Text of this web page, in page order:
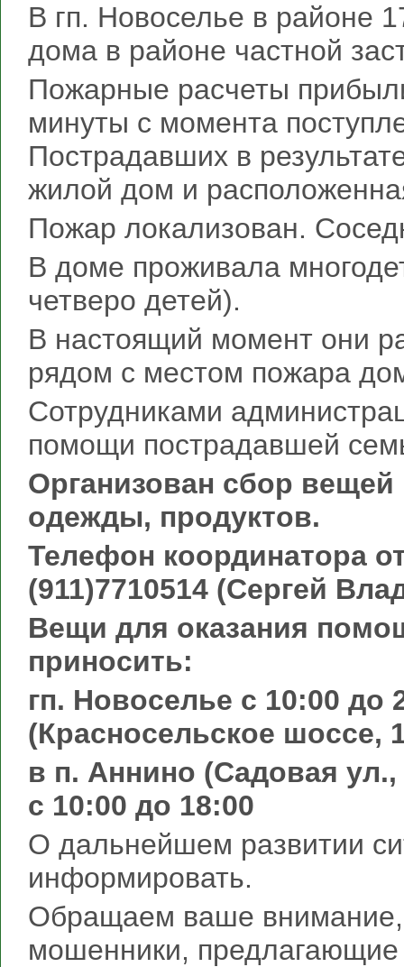
В гп. Новоселье в районе
дома в районе частной
Пожарные расчеты
минуты с момента
Пострадавших в
жилой дом и
Пожар локализован.
В доме проживала
четверо детей).
В настоящий момент они
рядом с местом пожара
Сотрудниками
помощи пострадавшей
Организован сбор
одежды, продуктов.
Телефон координатора
(911)7710514 (Сергей
Вещи для оказания
приносить:
гп. Новоселье с 10:00 до
(Красносельское шоссе,
в п. Аннино (Садовая
с 10:00 до 18:00
О дальнейшем развитии
информировать.
Обращаем ваше внимание,
мошенники, предлагающие